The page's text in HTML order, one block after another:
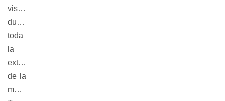
visitantes
durante
toda
la
extensión
de la
muestra.